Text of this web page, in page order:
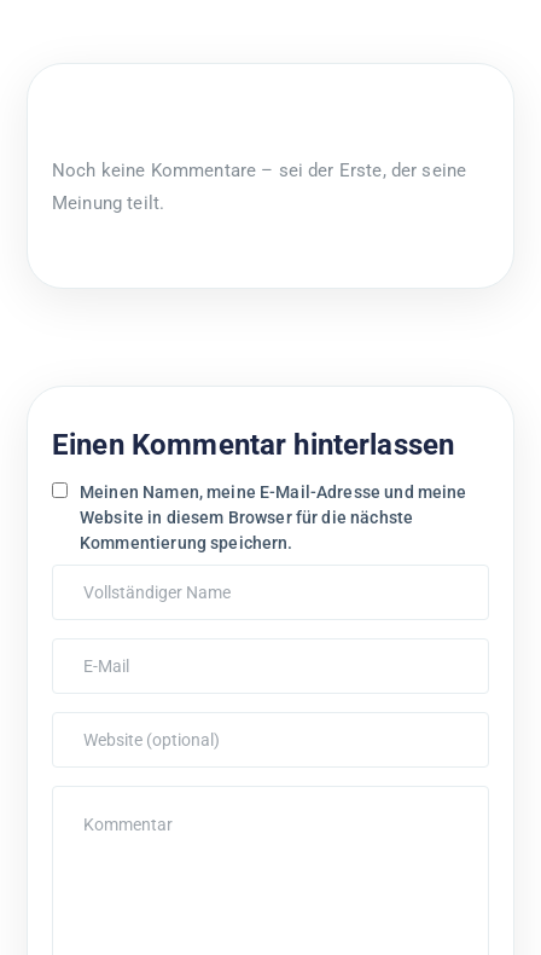
Noch keine Kommentare – sei der Erste, der seine
Meinung teilt.
Einen Kommentar hinterlassen
Meinen Namen, meine E-Mail-Adresse und meine
Website in diesem Browser für die nächste
Kommentierung speichern.